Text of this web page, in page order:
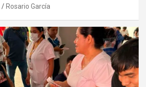
Rosario García